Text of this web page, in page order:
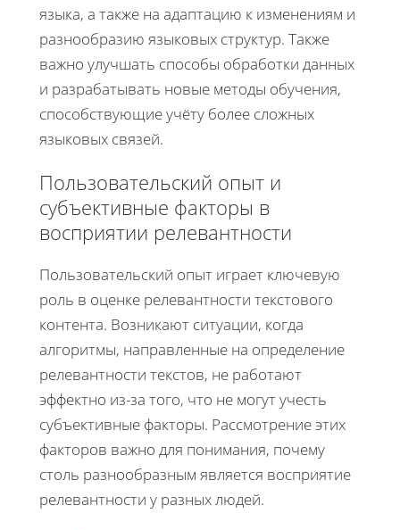
языка, а также на адаптацию к изменениям и
разнообразию языковых структур. Также
важно улучшать способы обработки данных
и разрабатывать новые методы обучения,
способствующие учёту более сложных
языковых связей.
Пользовательский опыт и
субъективные факторы в
восприятии релевантности
Пользовательский опыт играет ключевую
роль в оценке релевантности текстового
контента. Возникают ситуации, когда
алгоритмы, направленные на определение
релевантности текстов, не работают
эффектно из-за того, что не могут учесть
субъективные факторы. Рассмотрение этих
факторов важно для понимания, почему
столь разнообразным является восприятие
релевантности у разных людей.